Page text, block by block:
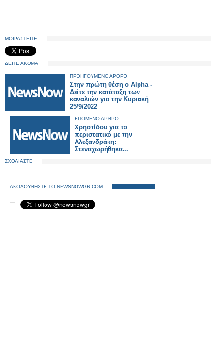
ΜΟΙΡΑΣΤΕΙΤΕ
ΔΕΙΤΕ ΑΚΟΜΑ
ΠΡΟΗΓΟΥΜΕΝΟ ΑΡΘΡΟ
Στην πρώτη θέση ο Alpha -
Δείτε την κατάταξη των
καναλιών για την Κυριακή
25/9/2022
ΕΠΟΜΕΝΟ ΑΡΘΡΟ
Χρηστίδου για το
περιστατικό με την
Αλεξανδράκη:
Στεναχωρήθηκα...
ΣΧΟΛΙΑΣΤΕ
ΑΚΟΛΟΥΘΗΣΤΕ ΤΟ NEWSNOWGR.COM